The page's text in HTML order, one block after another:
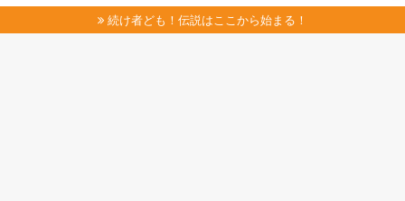
続け者ども！伝説はここから始まる！